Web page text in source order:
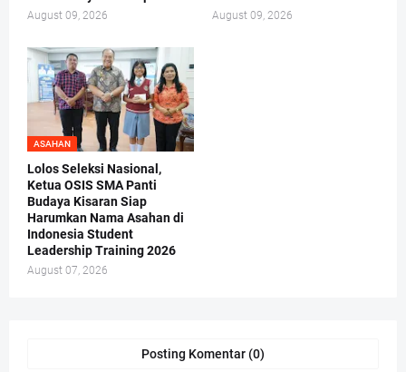
August 09, 2026 August 09, 2026
ASAHAN
Lolos Seleksi Nasional,
Ketua OSIS SMA Panti
Budaya Kisaran Siap
Harumkan Nama Asahan di
Indonesia Student
Leadership Training 2026
August 07, 2026
Posting Komentar (0)